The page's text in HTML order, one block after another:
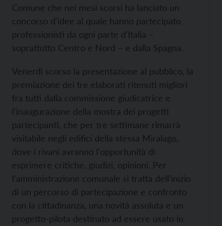
Comune che nei mesi scorsi ha lanciato un
concorso d'idee al quale hanno partecipato
professionisti da ogni parte d'Italia –
soprattutto Centro e Nord – e dalla Spagna.
Venerdì scorso la presentazione al pubblico, la
premiazione dei tre elaborati ritenuti migliori
fra tutti dalla commissione giudicatrice e
l'inaugurazione della mostra dei progetti
partecipanti, che per tre settimane rimarrà
visitabile negli edifici della stessa Miralago,
dove i rivani avranno l'opportunità di
esprimere critiche, giudizi, opinioni. Per
l’amministrazione comunale si tratta dell’inizio
di un percorso di partecipazione e confronto
con la cittadinanza, una novità assoluta e un
progetto-pilota destinato ad essere usato in